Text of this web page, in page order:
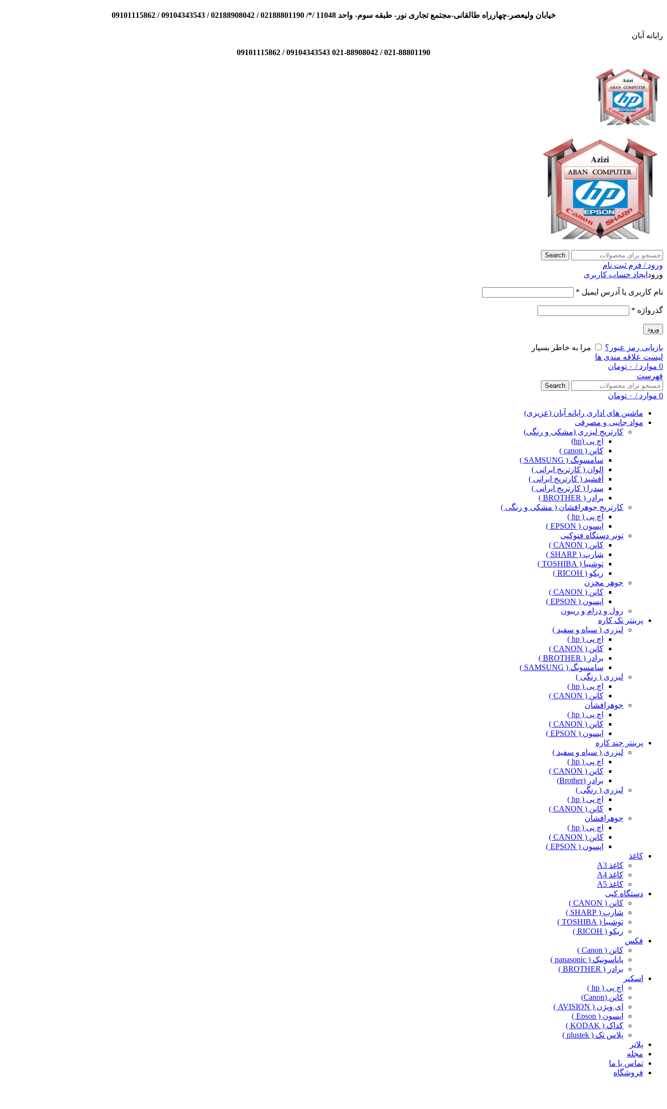
خیابان ولیعصر-چهارراه طالقانی-مجتمع تجاری نور- طبقه سوم- واحد 11048 /*/ 02188801190 / 02188908042 / 09104343543 / 09101115862
رایانه آبان
021-88801190 / 021-88908042 09104343543 / 09101115862
Search
ورود / فرم ثبت نام
ورود ایجاد حساب کاربری
نام کاربری یا آدرس ایمیل *
گذرواژه *
ورود
بازیابی رمز عبور؟
مرا به خاطر بسپار
لیست علاقه مندی ها
0 موارد / ۰ تومان
فهرست
Search
0 موارد / ۰ تومان
ماشین های اداری رایانه آبان (عزیزی)
مواد جانبی و مصرفی
کارتریج لیزری (مشکی و رنگی)
اچ پی (hp)
کانن ( canon )
سامسونگ ( SAMSUNG )
الوان ( کارتریج ایرانی )
آفشید ( کارتریج ایرانی )
سدرا ( کارتریج ایرانی )
برادر ( BROTHER )
کارتریج جوهرافشان ( مشکی و رنگی )
اچ پی ( hp )
اپسون ( EPSON )
تونر دستگاه فتوکپی
کانن ( CANON )
شارپ ( SHARP )
توشیبا ( TOSHIBA )
ریکو ( RICOH )
جوهر مخزن
کانن ( CANON )
اپسون ( EPSON )
رول و درام و ریبون
پرینتر تک کاره
لیزری ( سیاه و سفید )
اچ پی ( hp )
کانن ( CANON )
برادر ( BROTHER )
سامسونگ ( SAMSUNG )
لیزری ( رنگی )
اچ پی ( hp )
کانن ( CANON )
جوهرافشان
اچ پی ( hp )
کانن ( CANON )
اپسون ( EPSON )
پرینتر چند کاره
لیزری ( سیاه و سفید )
اچ پی ( hp )
کانن ( CANON )
برادر (Brother)
لیزری ( رنگی )
اچ پی ( hp )
کانن ( CANON )
جوهرافشان
اچ پی ( hp )
کانن ( CANON )
اپسون ( EPSON )
کاغذ
کاغذ A3
کاغذ A4
کاغذ A5
دستگاه کپی
کانن ( CANON )
شارپ ( SHARP )
توشیبا ( TOSHIBA )
ریکو ( RICOH )
فکس
کانن ( Canon )
پاناسونیک ( panasonic )
برادر ( BROTHER )
اسکنر
اچ پی ( hp )
کانن (Canon)
ای ویژن ( AVISION )
اپسون ( Epson )
کداک ( KODAK )
پلاس تک ( plustek )
پلاتر
مجله
تماس با ما
فروشگاه